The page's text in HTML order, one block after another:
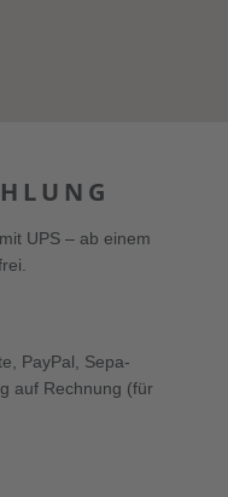
UPS – ab einem
PayPal, Sepa-
auf Rechnung (für